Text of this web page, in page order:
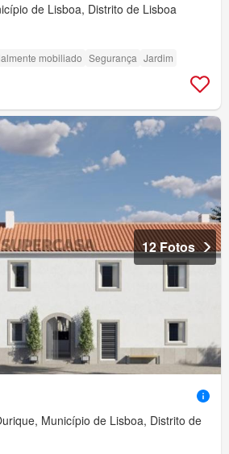
de Lisboa, Distrito de Lisboa
mobiliado Segurança Jardim
12 Fotos
Município de Lisboa, Distrito de